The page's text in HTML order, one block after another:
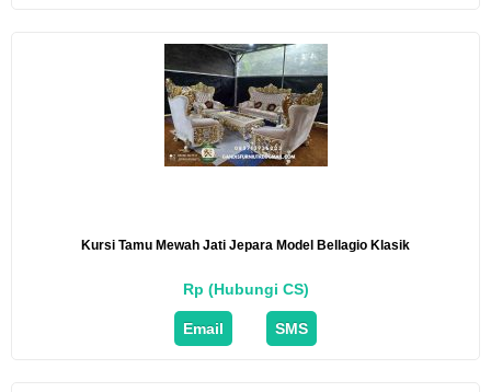
Kursi Tamu Mewah Jati Jepara Model Bellagio Klasik
Rp (Hubungi CS)
Email SMS